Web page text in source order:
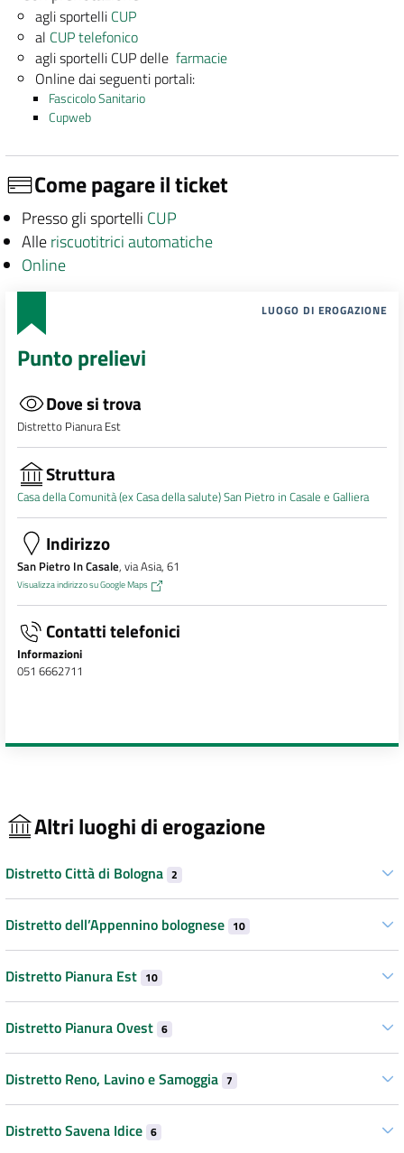
agli sportelli CUP
al CUP telefonico
agli sportelli CUP dellefarmacie
Online dai seguenti portali:
Fascicolo Sanitario
Cupweb
Come pagare il ticket
Presso gli sportelli CUP
Alleriscuotitrici automatiche
Online
LUOGO DI EROGAZIONE
Punto prelievi
Dove si trova
Distretto Pianura Est
Struttura
Casa della Comunità (ex Casa della salute) San Pietro in Casale e Galliera
Indirizzo
San Pietro In Casale, via Asia, 61
Visualizza indirizzo su Google Maps
Contatti telefonici
Informazioni
051 6662711
Altri luoghi di erogazione
Distretto Città di Bologna 2
Distretto dell’Appennino bolognese 10
Distretto Pianura Est 10
Distretto Pianura Ovest 6
Distretto Reno, Lavino e Samoggia 7
Distretto Savena Idice 6